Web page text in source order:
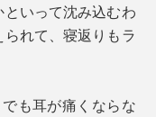
いって沈み込むわ
れて、寝返りもラ
も耳が痛くならな